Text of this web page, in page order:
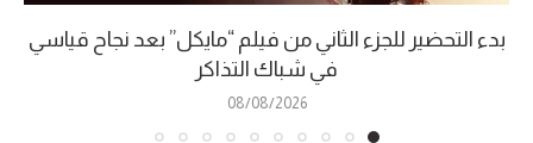
بدء التحضير للجزء الثاني من فيلم “مايكل” بعد نجاح قياسي
في شباك التذاكر
08/08/2026